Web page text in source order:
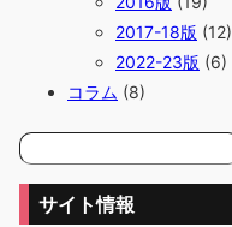
2017-18版 (12)
2022-23版 (6)
コラム (8)
検
索
サイト情報